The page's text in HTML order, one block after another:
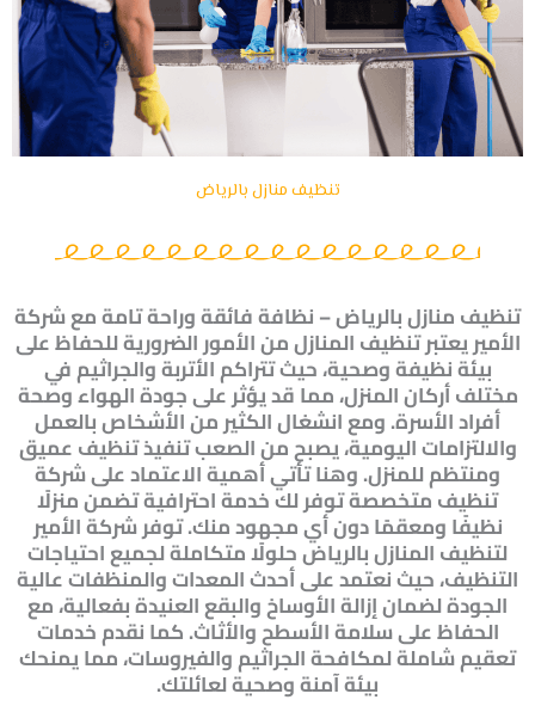
تنظيف منازل بالرياض
تنظيف منازل بالرياض – نظافة فائقة وراحة تامة مع شركة
الأمير يعتبر تنظيف المنازل من الأمور الضرورية للحفاظ على
بيئة نظيفة وصحية، حيث تتراكم الأتربة والجراثيم في
مختلف أركان المنزل، مما قد يؤثر على جودة الهواء وصحة
أفراد الأسرة. ومع انشغال الكثير من الأشخاص بالعمل
والالتزامات اليومية، يصبح من الصعب تنفيذ تنظيف عميق
ومنتظم للمنزل. وهنا تأتي أهمية الاعتماد على شركة
تنظيف متخصصة توفر لك خدمة احترافية تضمن منزلًا
نظيفًا ومعقمًا دون أي مجهود منك. توفر شركة الأمير
لتنظيف المنازل بالرياض حلولًا متكاملة لجميع احتياجات
التنظيف، حيث نعتمد على أحدث المعدات والمنظفات عالية
الجودة لضمان إزالة الأوساخ والبقع العنيدة بفعالية، مع
الحفاظ على سلامة الأسطح والأثاث. كما نقدم خدمات
تعقيم شاملة لمكافحة الجراثيم والفيروسات، مما يمنحك
بيئة آمنة وصحية لعائلتك.